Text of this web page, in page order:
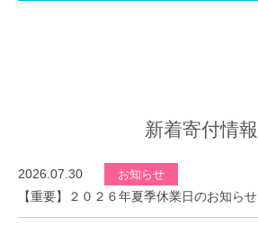
新着寄付情報
2026.07.30 お知らせ
【重要】２０２６年夏季休業日のお知らせ